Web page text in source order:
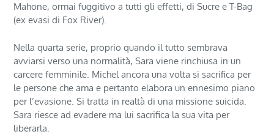
Mahone, ormai fuggitivo a tutti gli effetti, di Sucre e T-Bag
(ex evasi di Fox River).
Nella quarta serie, proprio quando il tutto sembrava
avviarsi verso una normalità, Sara viene rinchiusa in un
carcere femminile. Michel ancora una volta si sacrifica per
le persone che ama e pertanto elabora un ennesimo piano
per l’evasione. Si tratta in realtà di una missione suicida.
Sara riesce ad evadere ma lui sacrifica la sua vita per
liberarla.